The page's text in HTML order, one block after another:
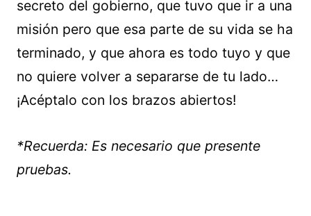
secreto del gobierno, que tuvo que ir a una
misión pero que esa parte de su vida se ha
terminado, y que ahora es todo tuyo y que
no quiere volver a separarse de tu lado…
¡Acéptalo con los brazos abiertos!
*Recuerda: Es necesario que presente
pruebas.